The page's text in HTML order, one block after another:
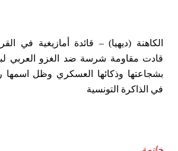
الكاهنة (ديهيا) – قائدة أمازيغية في
قادت مقاومة شرسة ضد الغزو العربي
بشجاعتها وذكائها العسكري وظل اسمها
في الذاكرة التونسية